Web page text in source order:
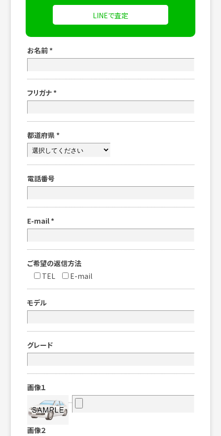
LINEで査定
お名前 *
フリガナ *
都道府県 *
電話番号
E-mail *
ご希望の返信方法
TEL
E-mail
モデル
グレード
画像１
画像２